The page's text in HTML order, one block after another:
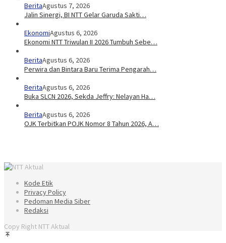
BeritaAgustus 7, 2026
Jalin Sinergi, BI NTT Gelar Garuda Sakti…
EkonomiAgustus 6, 2026
Ekonomi NTT Triwulan II 2026 Tumbuh Sebe…
BeritaAgustus 6, 2026
Perwira dan Bintara Baru Terima Pengarah…
BeritaAgustus 6, 2026
Buka SLCN 2026, Sekda Jeffry: Nelayan Ha…
BeritaAgustus 6, 2026
OJK Terbitkan POJK Nomor 8 Tahun 2026, A…
Kode Etik
Privacy Policy
Pedoman Media Siber
Redaksi
Copy Right NTT Aktual